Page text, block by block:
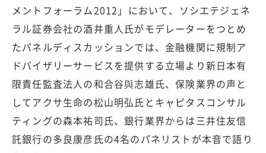
メントフォーラム2012」において、ソシエテジェネ
ラル証券会社の酒井重人氏がモデレーターをつとめ
たパネルディスカッションでは、金融機関に規制ア
ドバイザリーサービスを提供する立場より新日本有
限責任監査法人の和合谷與志雄氏、保険業界の声と
してアクサ生命の松山明弘氏とキャピタスコンサル
ティングの森本祐司氏、銀行業界からは三井住友信
託銀行の多良康彦氏の4名のパネリストが本音で語り